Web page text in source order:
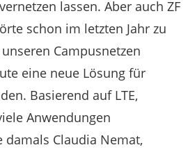
lassen. Aber auch ZF
schon im letzten Jahr zu
Campusnetzen
eine neue Lösung für
Basierend auf LTE,
Anwendungen
damals Claudia Nemat,